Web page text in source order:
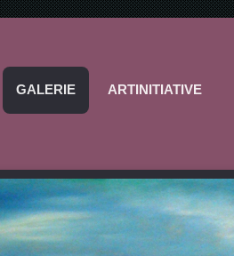
GALERIE ARTINITIATIVE